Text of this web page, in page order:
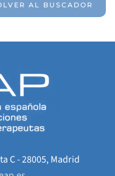
AL BUSCADOR
C - 28005, Madrid